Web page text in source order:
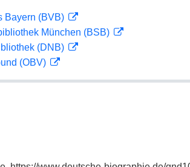
Bayern (BVB)
München (BSB)
(DNB)
(OBV)